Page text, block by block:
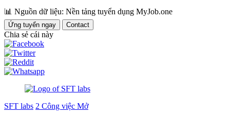
📊 Nguồn dữ liệu: Nền tảng tuyển dụng MyJob.one
Ứng tuyển ngay Contact
Chia sẻ cái này
SFT labs 2 Công việc Mở